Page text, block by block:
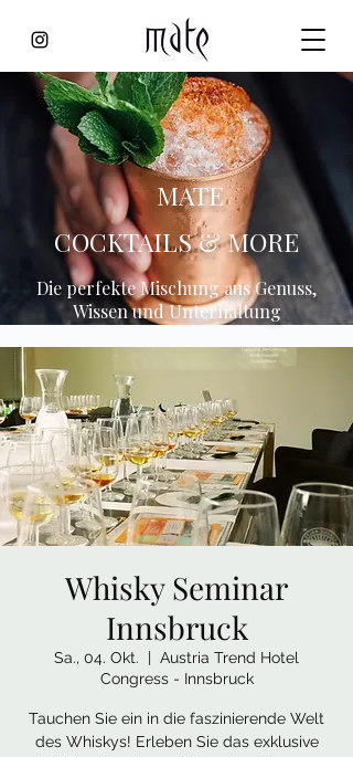
MATE
COCKTAILS & MORE
Die perfekte Mischung aus Genuss,
Wissen und Unterhaltung
Whisky Seminar
Innsbruck
Sa., 04. Okt.
  |
Austria Trend Hotel
Congress - Innsbruck
Tauchen Sie ein in die faszinierende Welt
des Whiskys! Erleben Sie das exklusive